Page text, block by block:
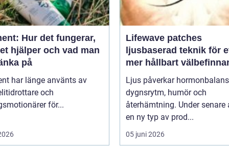
Hur det fungerar,
hjälper och vad man
på
har länge använts av
och
för...
Lifewave patches
ljusbaserad teknik för
mer hållbart
Ljus påverkar
dygnsrytm, humör och
återhämtning. Under senare
en ny typ av prod...
05 juni 2026